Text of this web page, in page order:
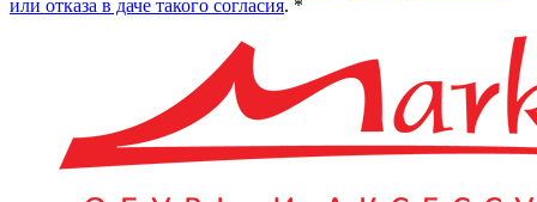
или отказа в даче такого согласия. *